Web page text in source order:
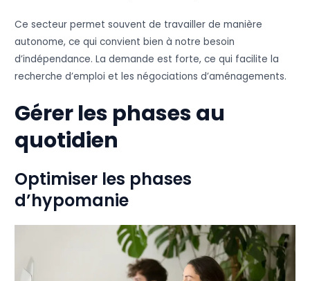
Ce secteur permet souvent de travailler de manière
autonome, ce qui convient bien à notre besoin
d’indépendance. La demande est forte, ce qui facilite la
recherche d’emploi et les négociations d’aménagements.
Gérer les phases au
quotidien
Optimiser les phases
d’hypomanie